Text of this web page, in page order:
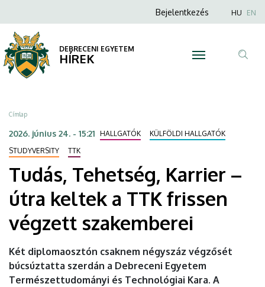
Tehetség,
Karrier
útra
keltek
a
TTK
frissen
végzett
szakemberei
a
tartalomra
Anonim
menüje
Bejelentkezés HU EN
DEBRECENI EGYETEM
HÍREK
Morzsa
Címlap
2026. június 24. - 15:21 HALLGATÓK
KÜLFÖLDI HALLGATÓK
STUDYVERSITY
TTK
Tudás, Tehetség, Karrier –
útra keltek a TTK frissen
végzett szakemberei
Két diplomaosztón csaknem négyszáz végzősét
búcsúztatta szerdán a Debreceni Egyetem
Természettudományi és Technológiai Kara. A